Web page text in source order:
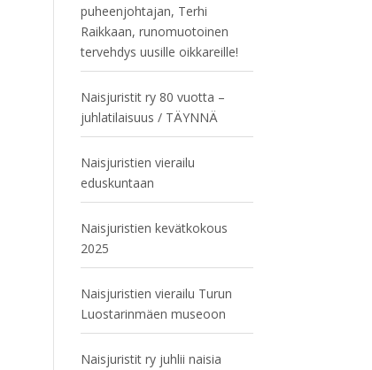
puheenjohtajan, Terhi
Raikkaan, runomuotoinen
tervehdys uusille oikkareille!
Naisjuristit ry 80 vuotta –
juhlatilaisuus / TÄYNNÄ
Naisjuristien vierailu
eduskuntaan
Naisjuristien kevätkokous
2025
Naisjuristien vierailu Turun
Luostarinmäen museoon
Naisjuristit ry juhlii naisia